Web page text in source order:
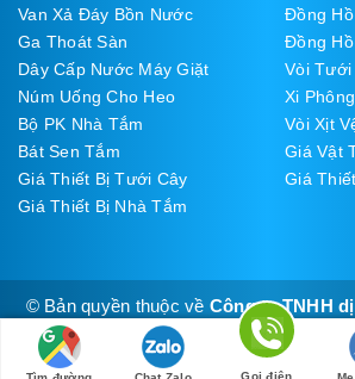
Van Xả Đáy Bồn Nước
Đồng
Ga Thoát Sàn
Đồng
Dây Cấp Nước Máy Giặt
Vòi Tưới
Núm Uống Cho Heo
Xi
Bộ PK Nhà Tắm
Vòi Xịt
Bát Sen Tắm
Giá Vật
Giá Thiết Bị Tưới Cây
Giá
Giá Thiết Bị Nhà Tắm
© Bản quyền thuộc về Công ty TNHH
Thúy Đạt
Cung cấp bởi
Gọi điện